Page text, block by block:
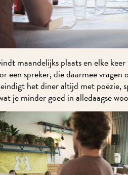
maandelijks plaats en elke
een spreker, die daarmee
het diner altijd met poëzie,
je minder goed in alledaagse
Ik